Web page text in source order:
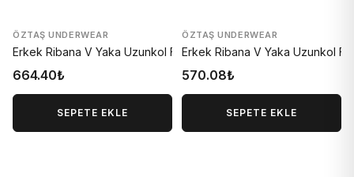
ÖZTAŞ UNDERWEAR
Erkek Ribana V Yaka Uzunkol Fanila Renkli 1007-A
664.40₺
SEPETE EKLE
ÖZTAŞ UNDERWEAR
Erkek Ribana V Yaka Uzunkol
570.08₺
SEPETE EKLE